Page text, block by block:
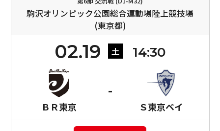
駒沢オリンピック公園総合運動場陸上競技場
(東京都)
02.19 土 14:30
ＢＲ東京 Ｓ東京ベイ